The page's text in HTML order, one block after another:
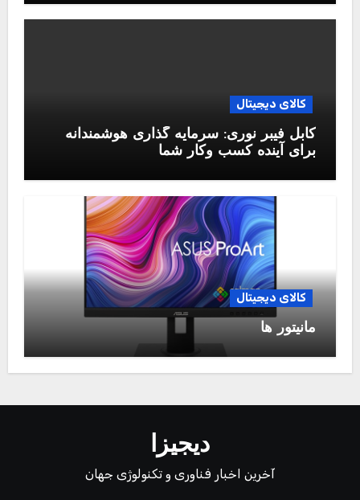
کالای دیجیتال
کابل فیبر نوری: سرمایه گذاری هوشمندانه
برای آینده کسب وکار شما
کالای دیجیتال
مانیتور ها
دیجیزا
آخرین اخبار فناوری و تکنولوژی جهان